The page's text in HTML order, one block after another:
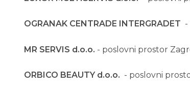
OGRANAK CENTRADE INTERGRADET -
MR SERVIS d.o.o. - poslovni prostor
ORBICO BEAUTY d.o.o. - poslovni